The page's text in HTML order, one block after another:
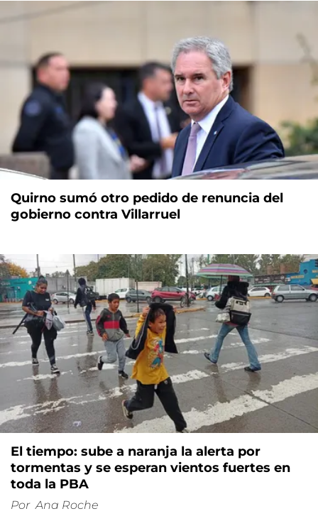
Quirno sumó otro pedido de renuncia del
gobierno contra Villarruel
El tiempo: sube a naranja la alerta por
tormentas y se esperan vientos fuertes en
toda la PBA
Por Ana Roche